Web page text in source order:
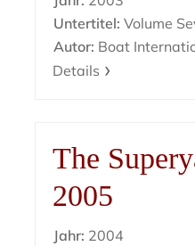
Untertitel: Volume
Autor: Boat
Details
The
2005
Jahr: 2004